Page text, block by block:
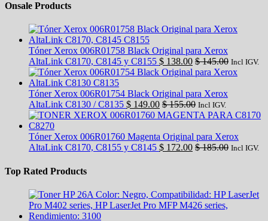
Onsale Products
Tóner Xerox 006R01758 Black Original para Xerox
AltaLink C8170, C8145 y C8155 $ 138.00 $145.00 Incl IGV.
Tóner Xerox 006R01754 Black Original para Xerox
AltaLink C8130 / C8135 $ 149.00 $155.00 Incl IGV.
Tóner Xerox 006R01760 Magenta Original para Xerox
AltaLink C8170, C8155 y C8145 $ 172.00 $185.00 Incl IGV.
Top Rated Products